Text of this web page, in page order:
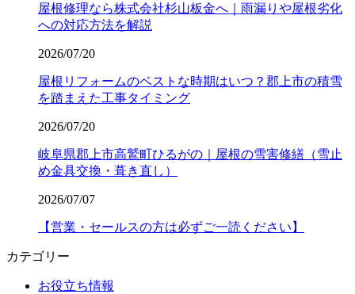
屋根修理なら株式会社杉山板金へ｜雨漏りや屋根劣化
への対応方法を解説
2026/07/20
屋根リフォームのベストな時期はいつ？郡上市の積雪
を踏まえた工事タイミング
2026/07/20
岐阜県郡上市高鷲町ひるがの｜屋根の雪害修繕（雪止
め金具交換・葺き直し）
2026/07/07
【営業・セールスの方は必ずご一読ください】
カテゴリー
お役立ち情報